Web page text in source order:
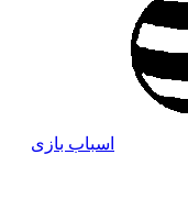
اسباب بازی